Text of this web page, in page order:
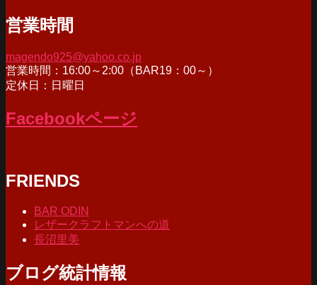
カ
イ
ブ
営業時間
magendo925@yahoo.co.jp
営業時間：16:00～2:00（BAR19：00～）
定休日：日曜日
Facebookページ
FRIENDS
BAR ODIN
レザークラフトマンへの道
長沼里美
ブログ統計情報